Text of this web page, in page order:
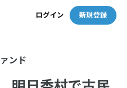
ログイン 新規登録
ンド